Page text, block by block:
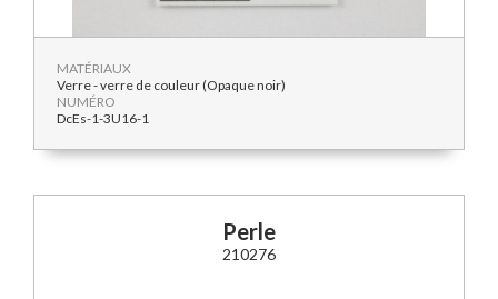
MATÉRIAUX
Verre - verre de couleur (Opaque noir)
NUMÉRO
DcEs-1-3U16-1
Perle
210276